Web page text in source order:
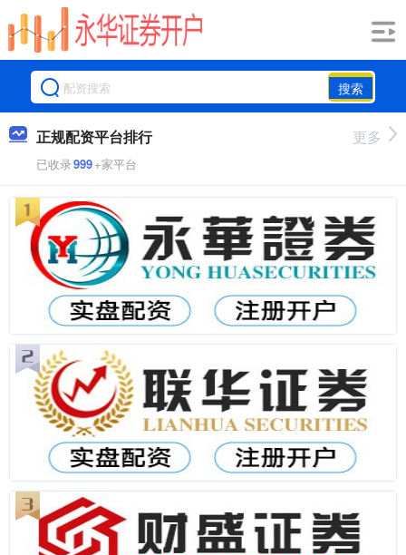
搜索
正规配资平台排行
已收录999+家平台
更多